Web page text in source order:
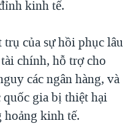
kinh tế.
của sự hồi phục lâu
chính, hỗ trợ cho
các ngân hàng, và
quốc gia bị thiệt hại
kinh tế.